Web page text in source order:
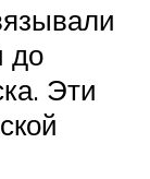
до
Эти